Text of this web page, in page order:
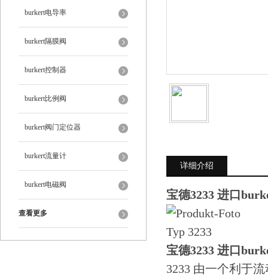
burkert电导率
burkert隔膜阀
burkert控制器
burkert比例阀
burkert阀门定位器
burkert流量计
burkert电磁阀
查看更多
详细介绍
宝德3233 进口
宝德3233 进口
3233 由一个利于